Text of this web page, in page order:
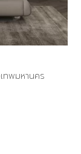
ทพมหานคร